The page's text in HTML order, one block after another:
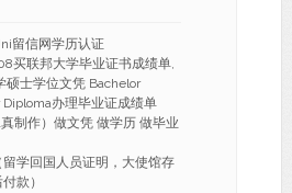
留信网学历认证
买联邦大学毕业证书成绩单,
硕士学位文凭 Bachelor
办理毕业证成绩单
真制作）做文凭 做学历 做毕业
学回国人员证明，大使馆存
款）